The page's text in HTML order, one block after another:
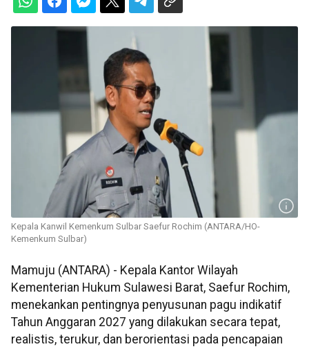
Kepala Kanwil Kemenkum Sulbar Saefur Rochim (ANTARA/HO-
Kemenkum Sulbar)
Mamuju (ANTARA) - Kepala Kantor Wilayah
Kementerian Hukum Sulawesi Barat, Saefur Rochim,
menekankan pentingnya penyusunan pagu indikatif
Tahun Anggaran 2027 yang dilakukan secara tepat,
realistis, terukur, dan berorientasi pada pencapaian